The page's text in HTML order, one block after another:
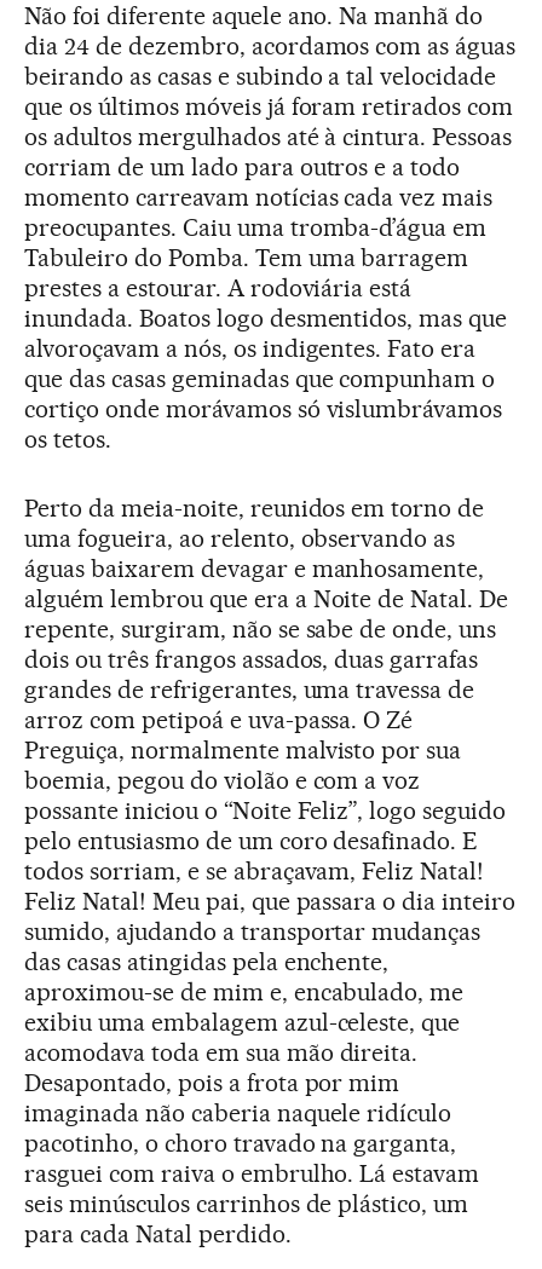
Não foi diferente aquele ano. Na manhã do
dia 24 de dezembro, acordamos com as águas
beirando as casas e subindo a tal velocidade
que os últimos móveis já foram retirados com
os adultos mergulhados até à cintura. Pessoas
corriam de um lado para outros e a todo
momento carreavam notícias cada vez mais
preocupantes. Caiu uma tromba-d’água em
Tabuleiro do Pomba. Tem uma barragem
prestes a estourar. A rodoviária está
inundada. Boatos logo desmentidos, mas que
alvoroçavam a nós, os indigentes. Fato era
que das casas geminadas que compunham o
cortiço onde morávamos só vislumbrávamos
os tetos.
Perto da meia-noite, reunidos em torno de
uma fogueira, ao relento, observando as
águas baixarem devagar e manhosamente,
alguém lembrou que era a Noite de Natal. De
repente, surgiram, não se sabe de onde, uns
dois ou três frangos assados, duas garrafas
grandes de refrigerantes, uma travessa de
arroz com petipoá e uva-passa. O Zé
Preguiça, normalmente malvisto por sua
boemia, pegou do violão e com a voz
possante iniciou o “Noite Feliz”, logo seguido
pelo entusiasmo de um coro desafinado. E
todos sorriam, e se abraçavam, Feliz Natal!
Feliz Natal! Meu pai, que passara o dia inteiro
sumido, ajudando a transportar mudanças
das casas atingidas pela enchente,
aproximou-se de mim e, encabulado, me
exibiu uma embalagem azul-celeste, que
acomodava toda em sua mão direita.
Desapontado, pois a frota por mim
imaginada não caberia naquele ridículo
pacotinho, o choro travado na garganta,
rasguei com raiva o embrulho. Lá estavam
seis minúsculos carrinhos de plástico, um
para cada Natal perdido.